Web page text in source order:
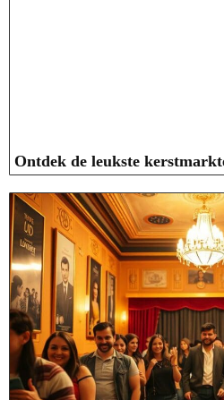
Ontdek de leukste